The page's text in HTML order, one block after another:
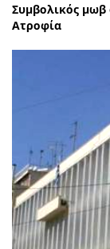
Συμβολικός μωβ
Ατροφία